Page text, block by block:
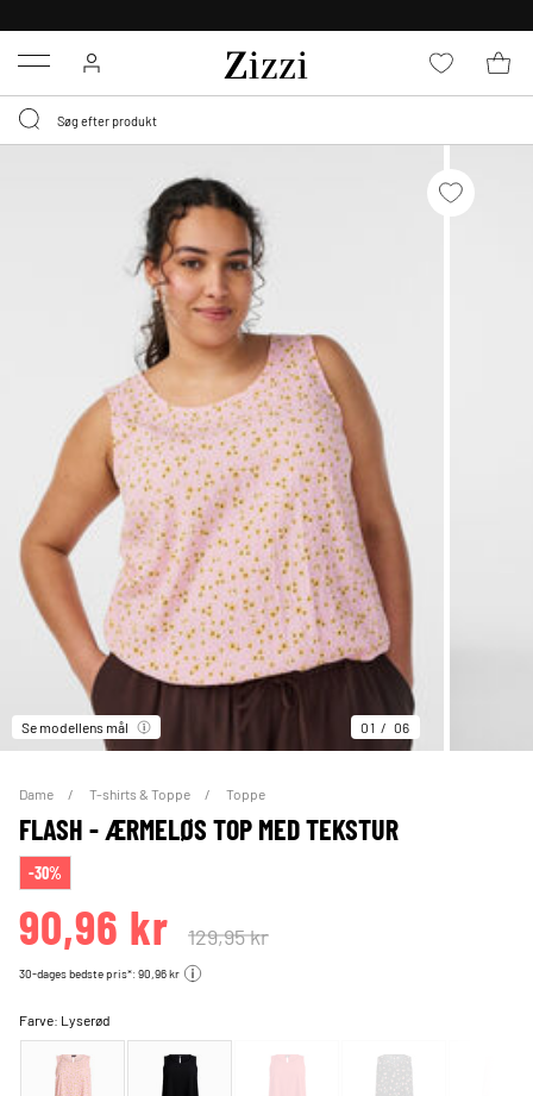
Menu
Se modellens mål 01 06
Dame T-shirts & Toppe Toppe
FLASH - ÆRMELØS TOP MED TEKSTUR
-30%
90,96 kr 129,95 kr
30-dages bedste pris*: 90,96 kr
Farve: Lyserød